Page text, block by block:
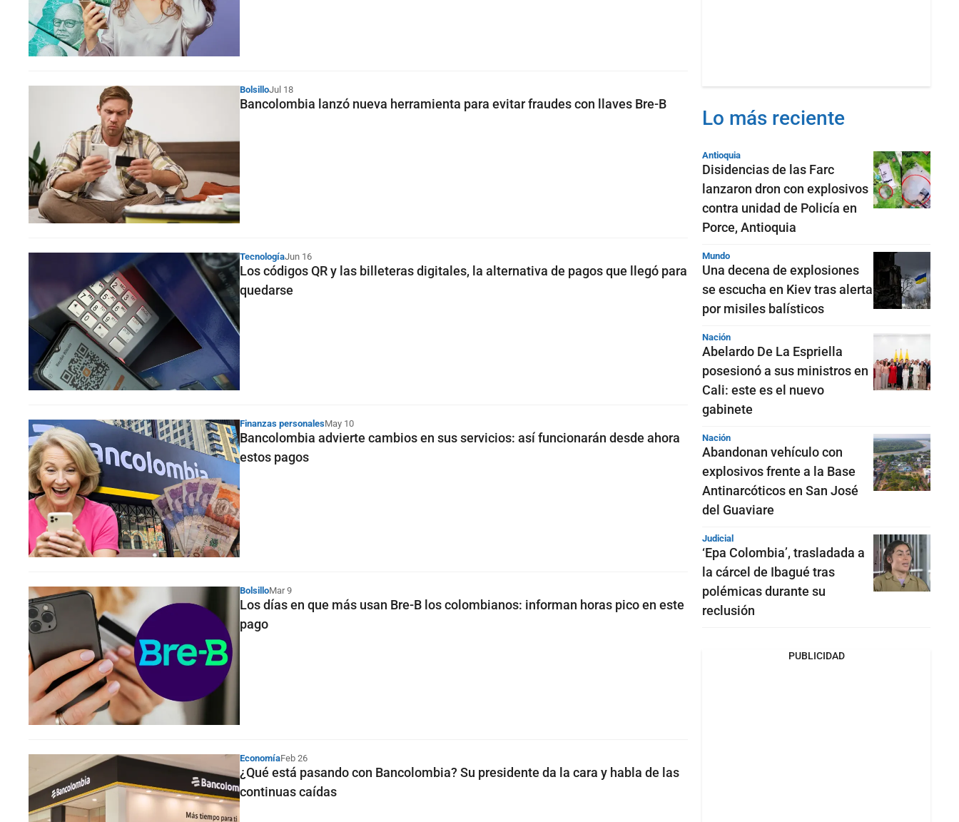
BolsilloJul 18
Bancolombia lanzó nueva herramienta para evitar fraudes con llaves Bre-B
TecnologíaJun 16
Los códigos QR y las billeteras digitales, la alternativa de pagos que llegó para
quedarse
Finanzas personalesMay 10
Bancolombia advierte cambios en sus servicios: así funcionarán desde ahora
estos pagos
BolsilloMar 9
Los días en que más usan Bre-B los colombianos: informan horas pico en este
pago
EconomíaFeb 26
¿Qué está pasando con Bancolombia? Su presidente da la cara y habla de las
continuas caídas
Lo más reciente
Antioquia
Disidencias de las Farc
lanzaron dron con explosivos
contra unidad de Policía en
Porce, Antioquia
Mundo
Una decena de explosiones
se escucha en Kiev tras alerta
por misiles balísticos
Nación
Abelardo De La Espriella
posesionó a sus ministros en
Cali: este es el nuevo
gabinete
Nación
Abandonan vehículo con
explosivos frente a la Base
Antinarcóticos en San José
del Guaviare
Judicial
‘Epa Colombia’, trasladada a
la cárcel de Ibagué tras
polémicas durante su
reclusión
PUBLICIDAD